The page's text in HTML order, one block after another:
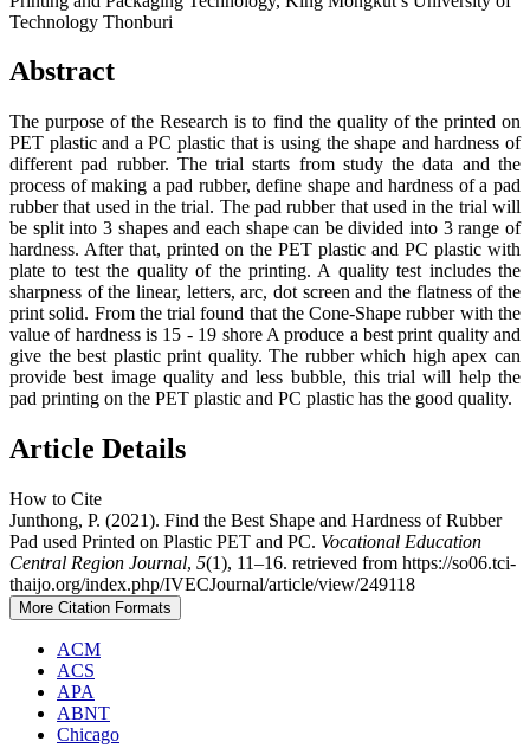
Technology Thonburi
Abstract
The purpose of the Research is to find the quality of the printed on
PET plastic and a PC plastic that is using the shape and hardness of
different pad rubber. The trial starts from study the data and the
process of making a pad rubber, define shape and hardness of a pad
rubber that used in the trial. The pad rubber that used in the trial will
be split into 3 shapes and each shape can be divided into 3 range of
hardness. After that, printed on the PET plastic and PC plastic with
plate to test the quality of the printing. A quality test includes the
sharpness of the linear, letters, arc, dot screen and the flatness of the
print solid. From the trial found that the Cone-Shape rubber with the
value of hardness is 15 - 19 shore A produce a best print quality and
give the best plastic print quality. The rubber which high apex can
provide best image quality and less bubble, this trial will help the
pad printing on the PET plastic and PC plastic has the good quality.
Article Details
How to Cite
Junthong, P. (2021). Find the Best Shape and Hardness of Rubber
Pad used Printed on Plastic PET and PC. Vocational Education
Central Region Journal, 5(1), 11–16. retrieved from https://so06.tci-
thaijo.org/index.php/IVECJournal/article/view/249118
More Citation Formats
ACM
ACS
APA
ABNT
Chicago